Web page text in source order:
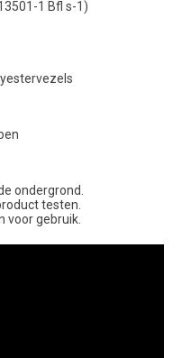
1 Bfl s-1)
ondergrond.
testen.
voor gebruik.